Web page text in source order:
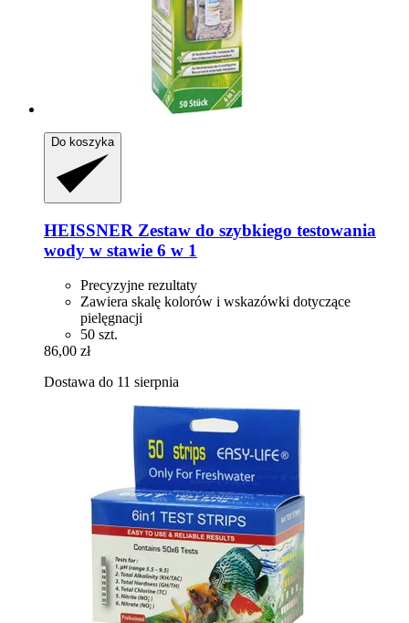
Do koszyka
HEISSNER Zestaw do szybkiego testowania
wody w stawie 6 w 1
Precyzyjne rezultaty
Zawiera skalę kolorów i wskazówki dotyczące
pielęgnacji
50 szt.
86,00 zł
Dostawa do 11 sierpnia